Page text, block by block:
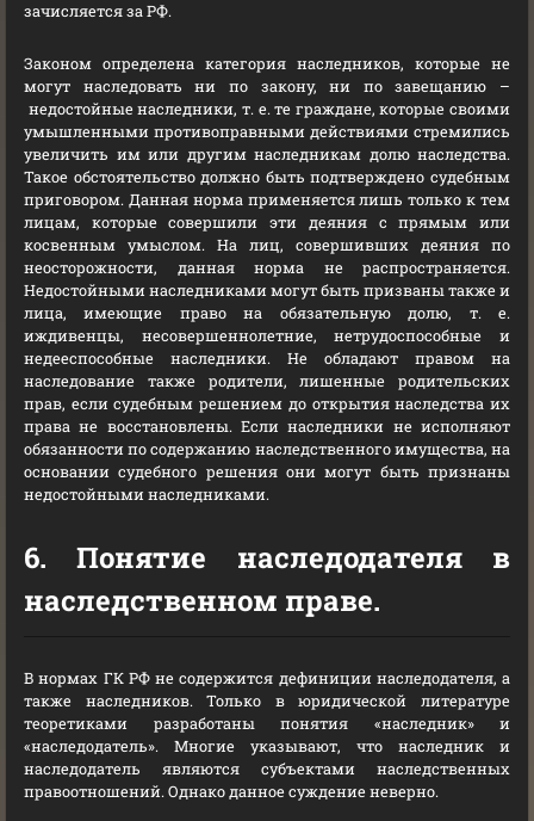
зачисляется за РФ.
Законом определена категория наследников, которые не
могут наследовать ни по закону, ни по завещанию –
недостойные наследники, т. е. те граждане, которые своими
умышленными противоправными действиями стремились
увеличить им или другим наследникам долю наследства.
Такое обстоятельство должно быть подтверждено судебным
приговором. Данная норма применяется лишь только к тем
лицам, которые совершили эти деяния с прямым или
косвенным умыслом. На лиц, совершивших деяния по
неосторожности, данная норма не распространяется.
Недостойными наследниками могут быть призваны также и
лица, имеющие право на обязательную долю, т. е.
иждивенцы, несовершеннолетние, нетрудоспособные и
недееспособные наследники. Не обладают правом на
наследование также родители, лишенные родительских
прав, если судебным решением до открытия наследства их
права не восстановлены. Если наследники не исполняют
обязанности по содержанию наследственного имущества, на
основании судебного решения они могут быть признаны
недостойными наследниками.
6. Понятие наследодателя в
наследственном праве.
В нормах ГК РФ не содержится дефиниции наследодателя, а
также наследников. Только в юридической литературе
теоретиками разработаны понятия «наследник» и
«наследодатель». Многие указывают, что наследник и
наследодатель являются субъектами наследственных
правоотношений. Однако данное суждение неверно.